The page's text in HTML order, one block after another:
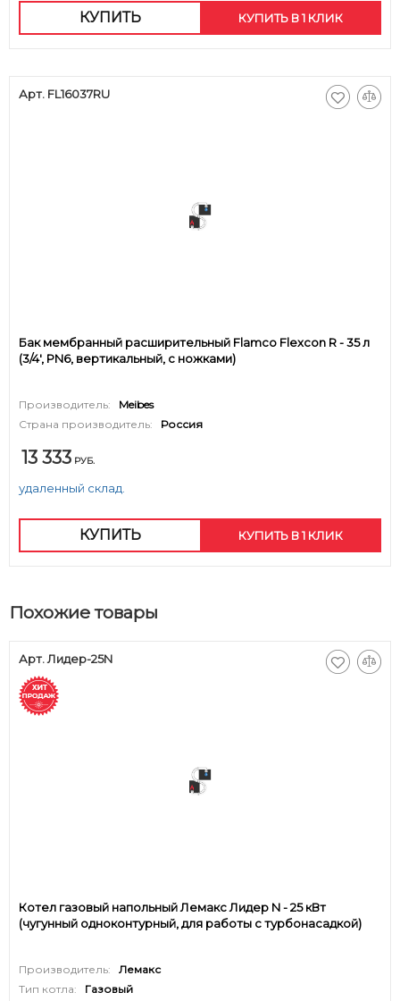
КУПИТЬ КУПИТЬ В 1 КЛИК
Арт. FL16037RU
Бак мембранный расширительный Flamco Flexcon R - 35 л
(3/4', PN6, вертикальный, с ножками)
Производитель:
Meibes
Страна производитель:
Россия
13 333 РУБ.
удаленный склад.
КУПИТЬ КУПИТЬ В 1 КЛИК
Похожие товары
Арт. Лидер-25N
Котел газовый напольный Лемакс Лидер N - 25 кВт
(чугунный одноконтурный, для работы с турбонасадкой)
Производитель:
Лемакс
Тип котла:
Газовый